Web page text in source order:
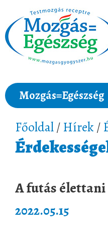
Mozgás=Egészség
Főoldal/ Hírek /
A futás
2022.05.15